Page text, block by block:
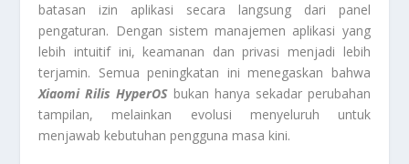
batasan izin aplikasi secara langsung dari panel
pengaturan. Dengan sistem manajemen aplikasi yang
lebih intuitif ini, keamanan dan privasi menjadi lebih
terjamin. Semua peningkatan ini menegaskan bahwa
Xiaomi Rilis HyperOS bukan hanya sekadar perubahan
tampilan, melainkan evolusi menyeluruh untuk
menjawab kebutuhan pengguna masa kini.